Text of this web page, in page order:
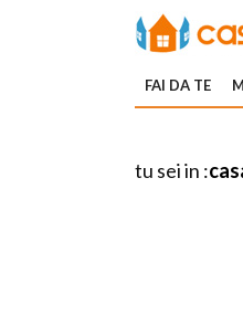
FAI DA TE
tu sei in :